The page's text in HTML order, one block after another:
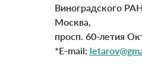
Виноградского
Москва,
просп. 60-летия
*E-mail: